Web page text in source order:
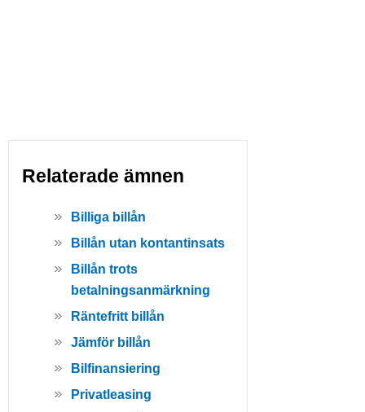
Relaterade ämnen
Billiga billån
Billån utan kontantinsats
Billån trots
betalningsanmärkning
Räntefritt billån
Jämför billån
Bilfinansiering
Privatleasing